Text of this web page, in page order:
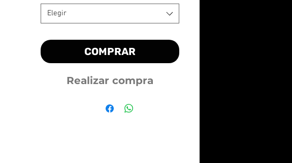
Elegir
COMPRAR
Realizar compra